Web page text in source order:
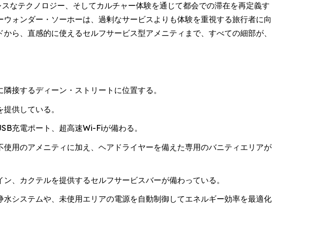
なテクノロジー、そしてカルチャー体験を通じて都会での滞在を再定義す
ォンダー・ソーホーは、過剰なサービスよりも体験を重視する旅行者に向
ら、直感的に使えるセルフサービス型アメニティまで、すべての細部が、
接するディーン・ストリートに位置する。
供している。
充電ポート、超高速Wi-Fiが備わる。
用のアメニティに加え、ヘアドライヤーを備えた専用のバニティエリアが
、カクテルを提供するセルフサービスバーが備わっている。
システムや、未使用エリアの電源を自動制御してエネルギー効率を最適化